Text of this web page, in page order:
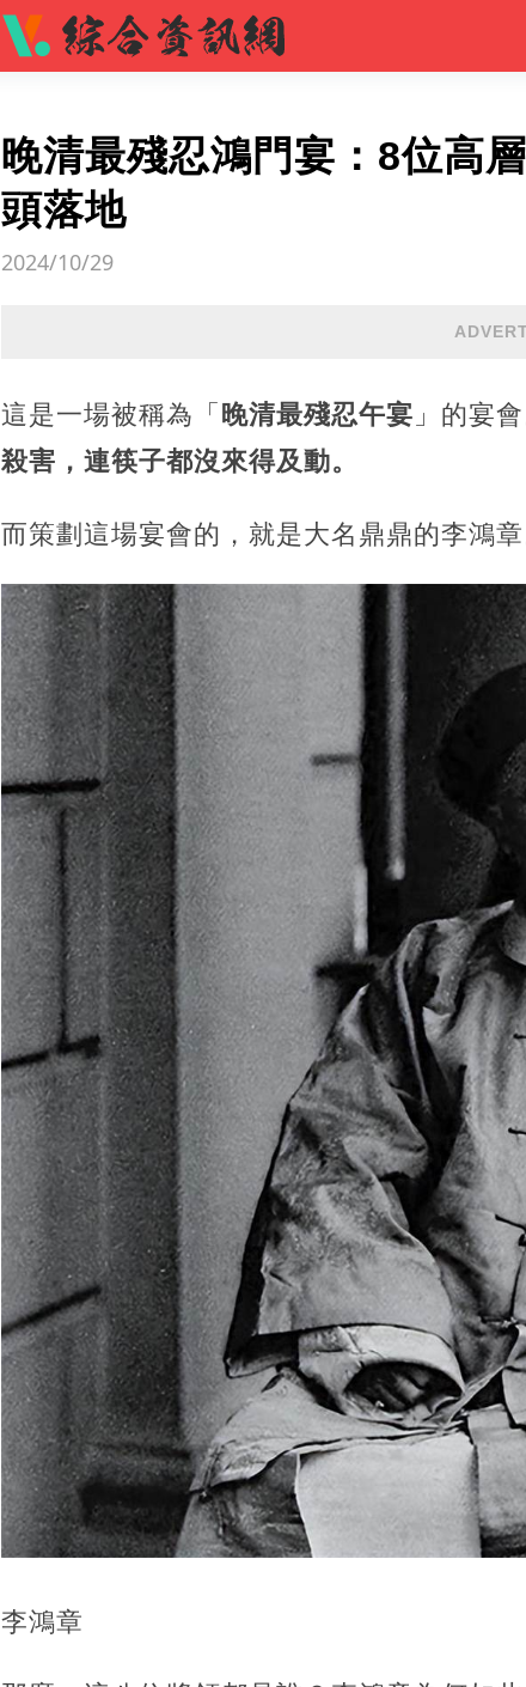
晚清最殘忍鴻門宴：8位高
頭落地
2024/10/29
這是一場被稱為「 晚清最殘忍午宴 」的宴
殺害，連筷子都沒來得及動。
而策劃這場宴會的，就是大名鼎鼎的李鴻章
李鴻章